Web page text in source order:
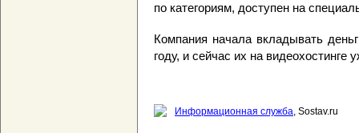
по категориям, доступен на
Компания начала вкладывать
году, и сейчас их на видеохостинге
Информационная служба, Sostav.ru